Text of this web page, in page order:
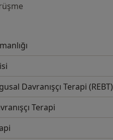
Davranışçı Terapi (REBT)
Terapi